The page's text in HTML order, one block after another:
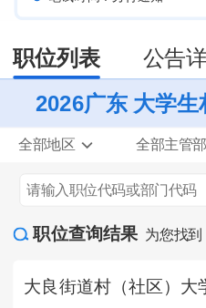
职位列表 公告
2026广东 大学
全部地区 全部主管
职位查询结果 为您找到
大良街道村（社区）大